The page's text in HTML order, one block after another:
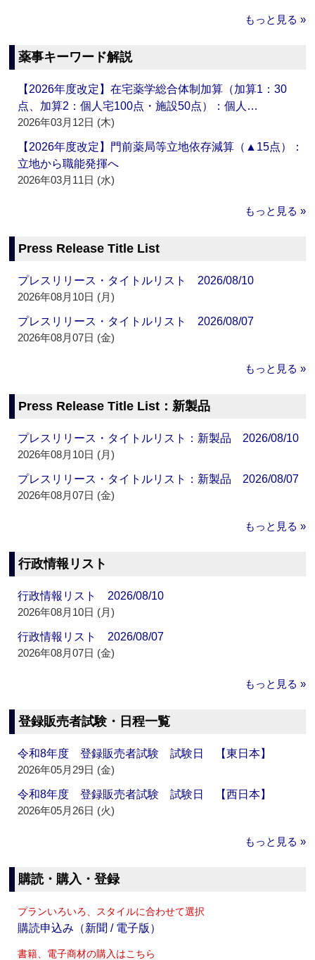
もっと見る »
薬事キーワード解説
【2026年度改定】在宅薬学総合体制加算（加算1：30
点、加算2：個人宅100点・施設50点）：個人…
2026年03月12日 (木)
【2026年度改定】門前薬局等立地依存減算（▲15点）：
立地から職能発揮へ
2026年03月11日 (水)
もっと見る »
Press Release Title List
プレスリリース・タイトルリスト 2026/08/10
2026年08月10日 (月)
プレスリリース・タイトルリスト 2026/08/07
2026年08月07日 (金)
もっと見る »
Press Release Title List：新製品
プレスリリース・タイトルリスト：新製品 2026/08/10
2026年08月10日 (月)
プレスリリース・タイトルリスト：新製品 2026/08/07
2026年08月07日 (金)
もっと見る »
行政情報リスト
行政情報リスト 2026/08/10
2026年08月10日 (月)
行政情報リスト 2026/08/07
2026年08月07日 (金)
もっと見る »
登録販売者試験・日程一覧
令和8年度 登録販売者試験 試験日 【東日本】
2026年05月29日 (金)
令和8年度 登録販売者試験 試験日 【西日本】
2026年05月26日 (火)
もっと見る »
購読・購入・登録
プランいろいろ、スタイルに合わせて選択
購読申込み（新聞 / 電子版）
書籍、電子商材の購入はこちら